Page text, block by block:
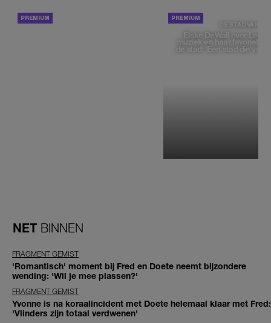
DE STAD VAN
Elske DeWall over
muziek en haar favoriete
de stad: 'Een stad die
NET BINNEN
FRAGMENT GEMIST
'Romantisch' moment bij Fred en Doete neemt bijzondere
wending: 'Wil je mee plassen?'
FRAGMENT GEMIST
Yvonne is na koraalincident met Doete helemaal klaar met Fred:
'Vlinders zijn totaal verdwenen'